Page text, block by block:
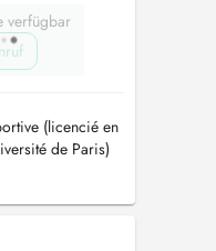
verfügbar
(licencié en
de Paris)
Médecin
belge)...